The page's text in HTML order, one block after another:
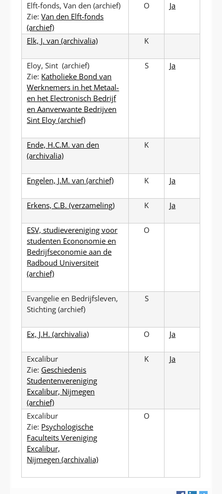
Elft-fonds, Van den (archief)
Zie:Van den Elft-fonds
(archief)
O Ja
Elk, J. van (archivalia) K
Eloy, Sint (archief)
Zie: Katholieke Bond van
Werknemers in het Metaal-
en het Electronisch Bedrijf
en Aanverwante Bedrijven
Sint Eloy (archief)
S Ja
Ende, H.C.M. van den
(archivalia)
K
Engelen, J.M. van (archief) K Ja
Erkens, C.B. (verzameling) K Ja
ESV, studievereniging voor
studenten Econonomie en
Bedrijfseconomie aan de
Radboud Universiteit
(archief)
O
Evangelie en Bedrijfsleven,
Stichting (archief)
S
Ex, J.H. (archivalia) O Ja
Excalibur
Zie: Geschiedenis
Studentenvereniging
Excalibur, Nijmegen
(archief)
K Ja
Excalibur
Zie: Psychologische
Faculteits Vereniging
Excalibur,
Nijmegen (archivalia)
O